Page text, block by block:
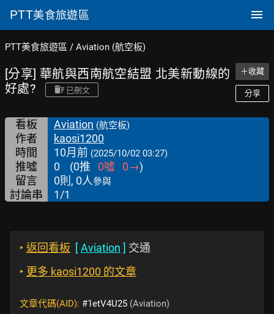
PTT美食旅遊區
PTT美食旅遊區 / Aviation (航空板)
[分享] 華航與西南航空結盟 北美新動線的
好處?
已刪文
＋收藏
分享
看板 Aviation (航空板)
作者
kaosi1200
時間
10月前 (2025/10/02 03:27)
推噓 0 (0推 0噓 0→)
留言
0則, 0人參與
討論串 1/1
‣ 返回看板 [Aviation ] 交通
‣ 更多 kaosi1200 的文章
文章代碼(AID): #1etV4U25 (Aviation)